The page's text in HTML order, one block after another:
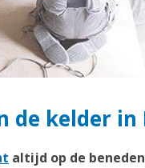
de kelder in
altijd op de